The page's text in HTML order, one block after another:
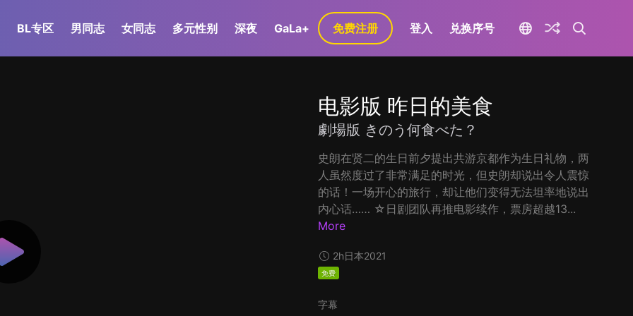
BL专区 男同志 女同志 多元性别 深夜 GaLa+ 免费注册 登入 兑换序号
电影版 昨日的美食
劇場版 きのう何食べた？
史朗在贤二的生日前夕提出共游京都作为生日礼物，两
人虽然度过了非常满足的时光，但史朗却说出令人震惊
的话！一场开心的旅行，却让他们变得无法坦率地说出
内心话…… ☆日剧团队再推电影续作，票房超越13...
More
2h日本2021
免费
字幕